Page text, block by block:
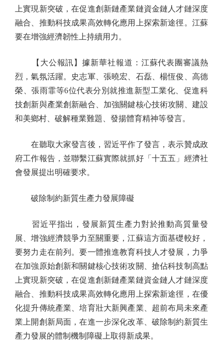
上實現新突破，在促進創新鏈產業鏈資金鏈人才鏈深度
融合、推動科技成果高效轉化應用上探索新途徑。江蘇
要在增強經濟韌性上持續用力。
【大公報訊】據新華社報道：江蘇代表團審議熱
烈，氣氛活躍。史志軍、張曉宏、石磊、楊恆俊、高德
榮、張雨霏等6位代表分別就推進新型工業化、促進科
技創新與產業創新融合、加強關鍵核心技術攻關、建設
和美鄉村、破解種業難題、發揚體育精神等發言。
在聽取大家發言後，習近平作了發言，表示贊成政
府工作報告，並聯繫江蘇實際就抓好「十五五」經濟社
會發展提出明確要求。
破除制約新質生產力發展障礙
習近平指出，發展新質生產力對於推動高質量發
展、增強經濟競爭力至關重要，江蘇這方面基礎較好，
要努力走在前列。要一體推進教育科技人才發展，力爭
在加強原始創新和關鍵核心技術攻關、搶佔科技制高點
上實現新突破，在促進創新鏈產業鏈資金鏈人才鏈深度
融合、推動科技成果高效轉化應用上探索新途徑，在優
化提升傳統產業、培育壯大新興產業、超前布局未來產
業上開創新局面，在進一步深化改革、破除制約新質生
產力發展的體制機制障礙上取得新成果。